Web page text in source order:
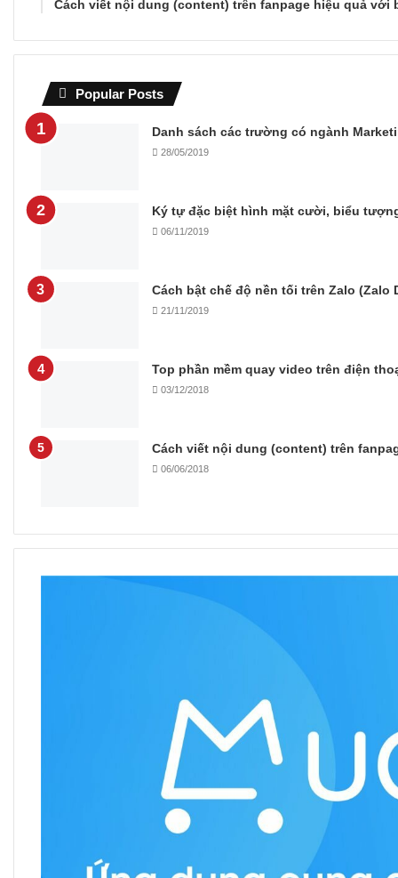
Cách viết nội dung (content) trên fanpage hiệu quả với
Popular Posts
Danh sách các trường có ngành
28/05/2019
Ký tự đặc biệt hình mặt cười, biểu
06/11/2019
Cách bật chế độ nền tối trên Zalo (Zalo
21/11/2019
Top phần mềm quay video trên điện
03/12/2018
Cách viết nội dung (content) trên
06/06/2018